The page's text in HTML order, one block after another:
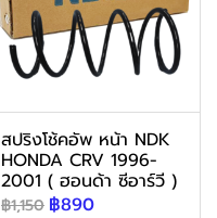
สปริงโช้คอัพ หน้า NDK
HONDA CRV 1996-
2001 ( ฮอนด้า ซีอาร์วี )
฿1,150 ฿890